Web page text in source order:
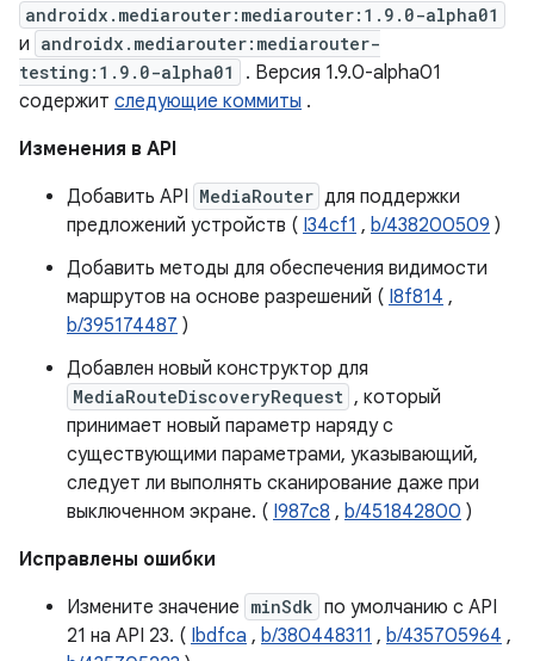
androidx.mediarouter:mediarouter:1.9.0-alpha01
и androidx.mediarouter:mediarouter-
testing:1.9.0-alpha01
. Версия 1.9.0-alpha01
содержит следующие коммиты .
Изменения в API
Добавить API MediaRouter для поддержки
предложений устройств ( I34cf1 , b/438200509 )
Добавить методы для обеспечения видимости
маршрутов на основе разрешений ( I8f814 ,
b/395174487 )
Добавлен новый конструктор для
MediaRouteDiscoveryRequest , который
принимает новый параметр наряду с
существующими параметрами, указывающий,
следует ли выполнять сканирование даже при
выключенном экране. ( I987c8 , b/451842800 )
Исправлены ошибки
Измените значение minSdk по умолчанию с API
21 на API 23. ( Ibdfca , b/380448311 , b/435705964 ,